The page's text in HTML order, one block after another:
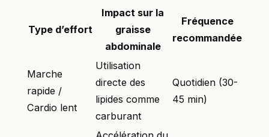
Type d’effort
Impact sur la
graisse
abdominale
Fréquence
recommandée
Marche
rapide /
Cardio lent
Utilisation
directe des
lipides comme
carburant
Quotidien (30-
45 min)